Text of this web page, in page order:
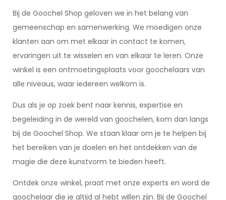
Bij de Goochel Shop geloven we in het belang van
gemeenschap en samenwerking. We moedigen onze
klanten aan om met elkaar in contact te komen,
ervaringen uit te wisselen en van elkaar te leren. Onze
winkel is een ontmoetingsplaats voor goochelaars van
alle niveaus, waar iedereen welkom is.
Dus als je op zoek bent naar kennis, expertise en
begeleiding in de wereld van goochelen, kom dan langs
bij de Goochel Shop. We staan klaar om je te helpen bij
het bereiken van je doelen en het ontdekken van de
magie die deze kunstvorm te bieden heeft.
Ontdek onze winkel, praat met onze experts en word de
goochelaar die je altijd al hebt willen zijn. Bij de Goochel